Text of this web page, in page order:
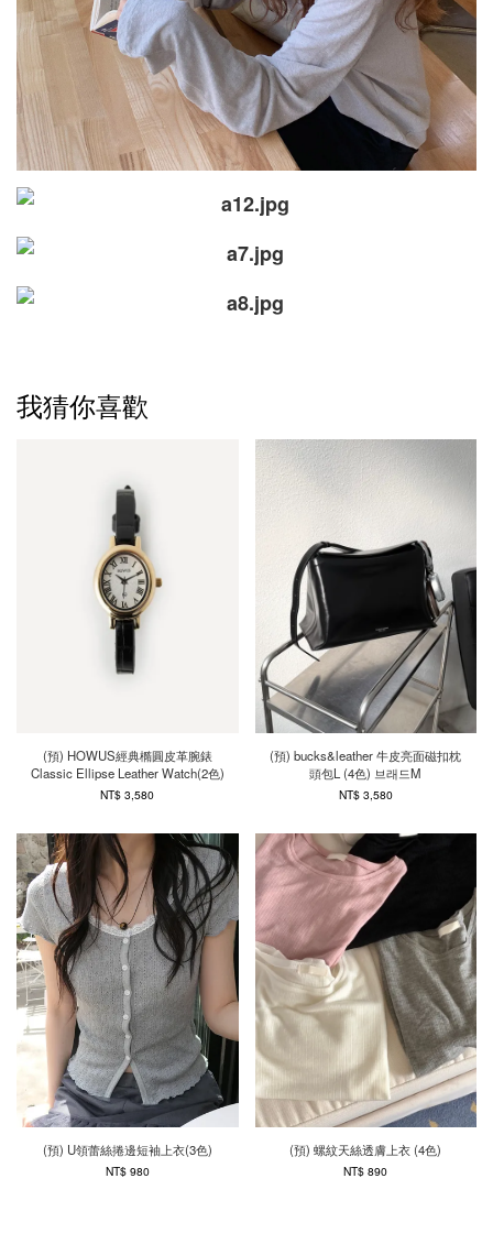
我猜你喜歡
(預) HOWUS經典橢圓皮革腕錶
Classic Ellipse Leather Watch(2色)
NT$ 3,580
(預) bucks&leather 牛皮亮面磁扣枕
頭包L (4色) 브래드M
NT$ 3,580
(預) U領蕾絲捲邊短袖上衣(3色)
NT$ 980
(預) 螺紋天絲透膚上衣 (4色)
NT$ 890